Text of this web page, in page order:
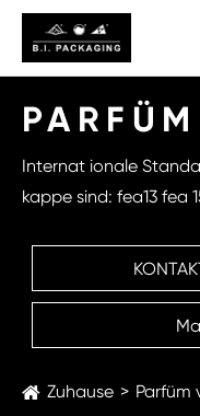
Internat ionale
kappe sind: fea13 fea
Zuhause Parfüm